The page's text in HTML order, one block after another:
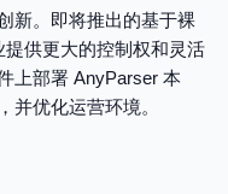
新。即将推出的基于裸
供更大的控制权和灵活
上部署 AnyParser 本
并优化运营环境。